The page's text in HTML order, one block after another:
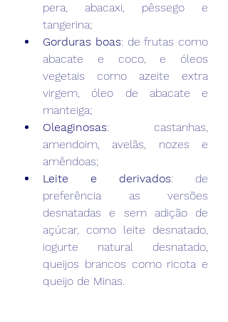
pera, abacaxi, pêssego e
tangerina;
Gorduras boas: de frutas como
abacate e coco, e óleos
vegetais como azeite extra
virgem, óleo de abacate e
manteiga;
Oleaginosas: castanhas,
amendoim, avelãs, nozes e
amêndoas;
Leite e derivados: de
preferência as versões
desnatadas e sem adição de
açúcar, como leite desnatado,
iogurte natural desnatado,
queijos brancos como ricota e
queijo de Minas.